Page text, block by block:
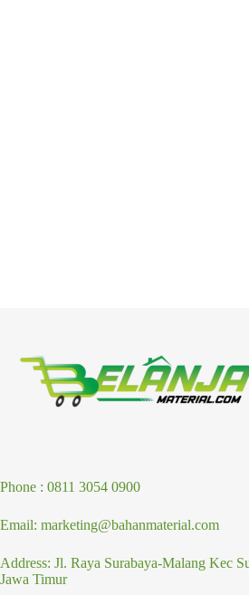
Phone : 0811 3054 0900
Email: marketing@bahanmaterial.com
Address: Jl. Raya Surabaya-Malang Kec
Jawa Timur